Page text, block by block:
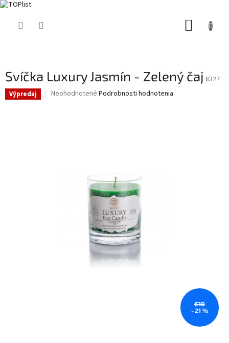
Svíčka Luxury Jasmín - Zelený čaj 8327
Výpredaj
Priemerné
Neohodnotené Podrobnosti hodnotenia
€10
–21 %